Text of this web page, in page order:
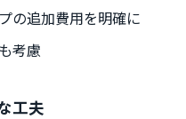
の追加費用を明確に
考慮
工夫